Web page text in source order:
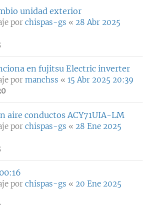
unidad exterior
por chispas-gs « 28 Abr 2025
en fujitsu Electric inverter
por manchss « 15 Abr 2025 20:39
aire conductos ACY71UIA-LM
por chispas-gs « 28 Ene 2025
por chispas-gs « 20 Ene 2025